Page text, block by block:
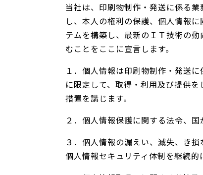
当社は、印刷物制作・発送に係る
し、本人の権利の保護、個人情報
テムを構築し、最新のＩＴ技術の
むことをここに宣言します。
１．個人情報は印刷物制作・発送
に限定して、取得・利用及び提供
措置を講じます。
２．個人情報保護に関する法令、
３．個人情報の漏えい、滅失、き
個人情報セキュリティ体制を継続的